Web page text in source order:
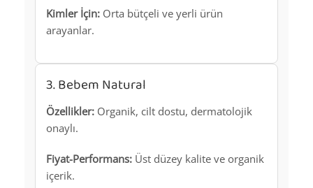
Kimler İçin: Orta bütçeli ve yerli ürün
arayanlar.
3. Bebem Natural
Özellikler: Organik, cilt dostu, dermatolojik
onaylı.
Fiyat-Performans: Üst düzey kalite ve organik
içerik.